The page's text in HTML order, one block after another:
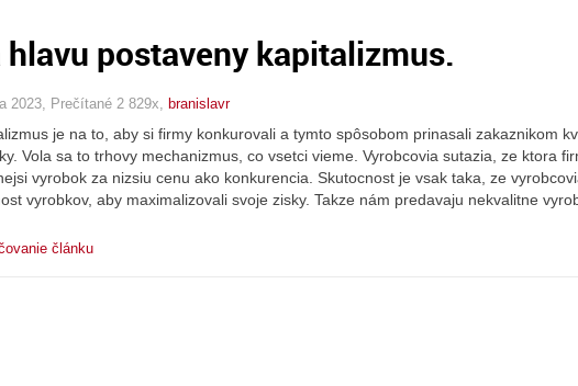
hlavu postaveny kapitalizmus.
2023, Prečítané 2 829x, branislavr
je na to, aby si firmy konkurovali a tymto spôsobom prinasali zakaznikom
Vola sa to trhovy mechanizmus, co vsetci vieme. Vyrobcovia sutazia, ze ktora
vyrobok za nizsiu cenu ako konkurencia. Skutocnost je vsak taka, ze
vyrobkov, aby maximalizovali svoje zisky. Takze nám predavaju nekvalitne
článku